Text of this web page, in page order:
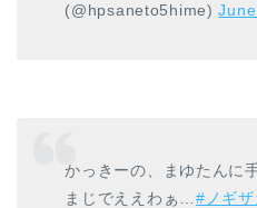
(@hpsaneto5hime)
かっきーの、まゆたんに
まじでええわぁ… #ノギ